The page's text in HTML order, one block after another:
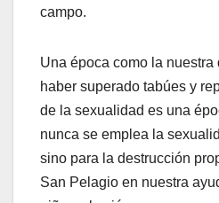
campo.
Una época como la nuestra
haber superado tabúes y
de la sexualidad es una
nunca se emplea la
sino para la destrucción
San Pelagio en nuestra